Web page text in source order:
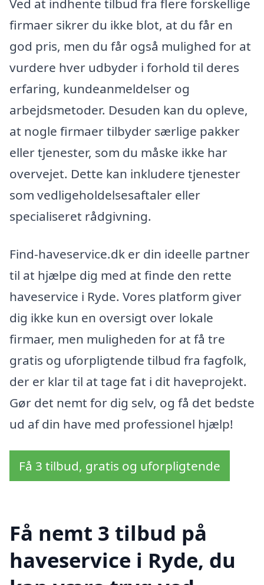
Ved at indhente tilbud fra flere forskellige
firmaer sikrer du ikke blot, at du får en
god pris, men du får også mulighed for at
vurdere hver udbyder i forhold til deres
erfaring, kundeanmeldelser og
arbejdsmetoder. Desuden kan du opleve,
at nogle firmaer tilbyder særlige pakker
eller tjenester, som du måske ikke har
overvejet. Dette kan inkludere tjenester
som vedligeholdelsesaftaler eller
specialiseret rådgivning.
Find-haveservice.dk er din ideelle partner
til at hjælpe dig med at finde den rette
haveservice i Ryde. Vores platform giver
dig ikke kun en oversigt over lokale
firmaer, men muligheden for at få tre
gratis og uforpligtende tilbud fra fagfolk,
der er klar til at tage fat i dit haveprojekt.
Gør det nemt for dig selv, og få det bedste
ud af din have med professionel hjælp!
Få 3 tilbud, gratis og uforpligtende
Få nemt 3 tilbud på
haveservice i Ryde, du